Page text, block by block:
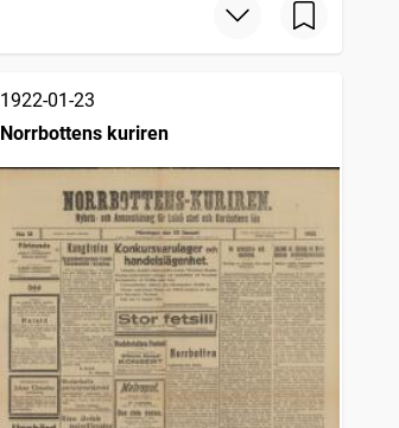
1922-01-23
Norrbottens kuriren